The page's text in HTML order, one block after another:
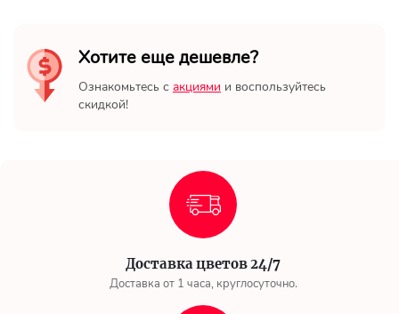
Хотите еще дешевле?
Ознакомьтесь с акциями и воспользуйтесь
скидкой!
Доставка цветов 24/7
Доставка от 1 часа, круглосуточно.